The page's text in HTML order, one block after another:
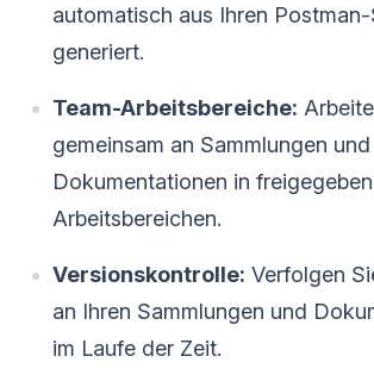
automatisch aus Ihren
generiert.
Team-Arbeitsbereiche:
gemeinsam an Sammlungen und
Dokumentationen in
Arbeitsbereichen.
Versionskontrolle: Verfolgen
an Ihren Sammlungen und
im Laufe der Zeit.